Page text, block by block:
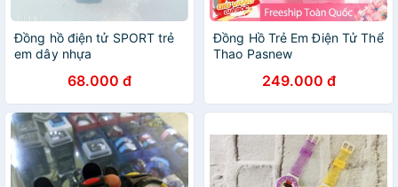
Đồng hồ điện tử SPORT trẻ
em dây nhựa
68.000 đ
Đồng Hồ Trẻ Em Điện Tử Thể
Thao Pasnew
249.000 đ